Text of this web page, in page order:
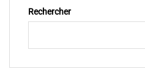
Rechercher